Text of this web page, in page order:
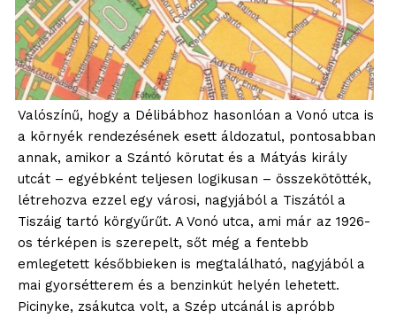
Valószínű, hogy a Délibábhoz hasonlóan a Vonó utca is
a környék rendezésének esett áldozatul, pontosabban
annak, amikor a Szántó körutat és a Mátyás király
utcát – egyébként teljesen logikusan – összekötötték,
létrehozva ezzel egy városi, nagyjából a Tiszától a
Tiszáig tartó körgyűrűt. A Vonó utca, ami már az 1926-
os térképen is szerepelt, sőt még a fentebb
emlegetett későbbieken is megtalálható, nagyjából a
mai gyorsétterem és a benzinkút helyén lehetett.
Picinyke, zsákutca volt, a Szép utcánál is apróbb